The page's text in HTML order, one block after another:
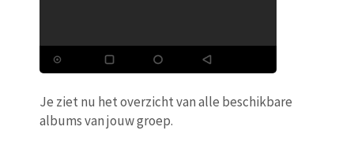
Je ziet nu het overzicht van alle beschikbare
albums van jouw groep.